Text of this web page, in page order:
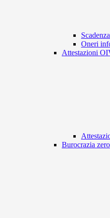
Oneri
Attestazioni
Burocrazia zero